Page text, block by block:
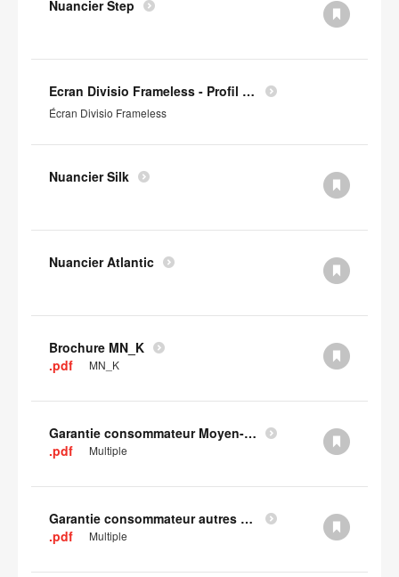
Nuancier Step
Ecran Divisio Frameless - Profil Environnemental Produit
Écran Divisio Frameless
Nuancier Silk
Nuancier Atlantic
Brochure MN_K
.pdf
MN_K
Garantie consommateur Moyen-Orient, Asie centrale et Afrique
.pdf
Multiple
Garantie consommateur autres pays d'Europe
.pdf
Multiple